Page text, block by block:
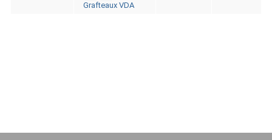
Grafteaux VDA